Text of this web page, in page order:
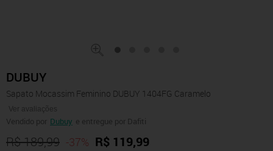
DUBUY
Sapato Mocassim Feminino DUBUY 1404FG Caramelo
Ver avaliações
Vendido por Dubuy e entregue por Dafiti
R$ 189,99 -37% R$ 119,99